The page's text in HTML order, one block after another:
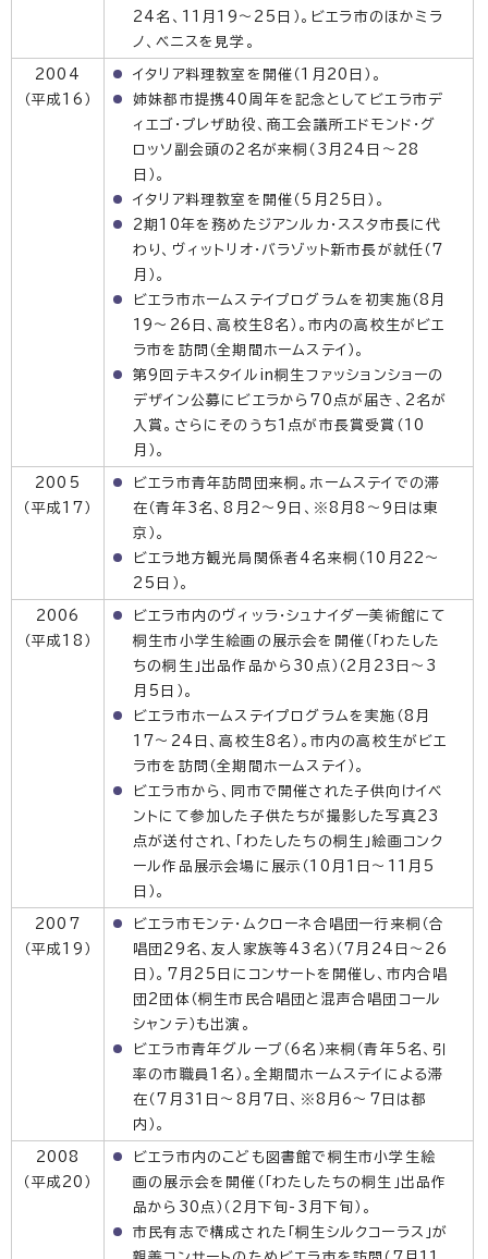
24名、11月19〜25日）。ビエラ市のほかミラ
ノ、ベニスを見学。
2004
（平成16）
イタリア料理教室を開催（1月20日）。
姉妹都市提携40周年を記念としてビエラ市デ
ィエゴ・プレザ助役、商工会議所エドモンド・グ
ロッソ副会頭の2名が来桐（3月24日〜28
日）。
イタリア料理教室を開催（5月25日）。
2期10年を務めたジアンルカ・ススタ市長に代
わり、ヴィットリオ・バラゾット新市長が就任（7
月）。
ビエラ市ホームステイプログラムを初実施（8月
19〜26日、高校生8名）。市内の高校生がビエ
ラ市を訪問（全期間ホームステイ）。
第9回テキスタイルin桐生ファッションショーの
デザイン公募にビエラから70点が届き、2名が
入賞。さらにそのうち1点が市長賞受賞（10
月）。
2005
（平成17）
ビエラ市青年訪問団来桐。ホームステイでの滞
在（青年3名、8月2〜9日、※8月8〜9日は東
京）。
ビエラ地方観光局関係者4名来桐（10月22〜
25日）。
2006
（平成18）
ビエラ市内のヴィッラ・シュナイダー美術館にて
桐生市小学生絵画の展示会を開催（「わたした
ちの桐生」出品作品から30点）（2月23日〜3
月5日）。
ビエラ市ホームステイプログラムを実施（8月
17〜24日、高校生8名）。市内の高校生がビエ
ラ市を訪問（全期間ホームステイ）。
ビエラ市から、同市で開催された子供向けイベ
ントにて参加した子供たちが撮影した写真23
点が送付され、「わたしたちの桐生」絵画コンク
ール作品展示会場に展示（10月1日〜11月5
日）。
2007
（平成19）
ビエラ市モンテ・ムクローネ合唱団一行来桐（合
唱団29名、友人家族等43名）（7月24日〜26
日）。7月25日にコンサートを開催し、市内合唱
団2団体（桐生市民合唱団と混声合唱団コール
シャンテ）も出演。
ビエラ市青年グループ（6名）来桐（青年5名、引
率の市職員1名）。全期間ホームステイによる滞
在（7月31日〜8月7日、※8月6〜7日は都
内）。
2008
（平成20）
ビエラ市内のこども図書館で桐生市小学生絵
画の展示会を開催（「わたしたちの桐生」出品作
品から30点）（2月下旬-3月下旬）。
市民有志で構成された「桐生シルクコーラス」が